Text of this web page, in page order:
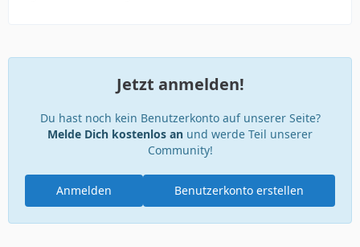
Jetzt anmelden!
Du hast noch kein Benutzerkonto auf unserer Seite?
Melde Dich kostenlos an und werde Teil unserer
Community!
Benutzerkonto erstellen
Anmelden